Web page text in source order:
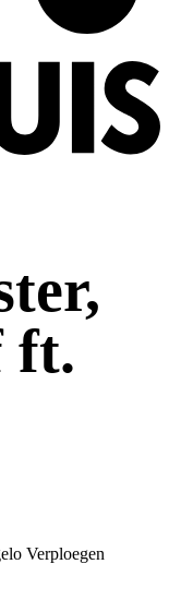
ft.
Verploegen